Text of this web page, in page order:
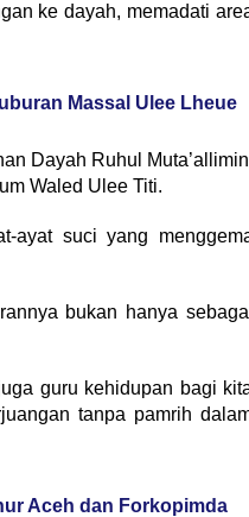
ke dayah, memadati
Massal Ulee Lheue
Dayah Ruhul
Waled Ulee Titi.
ayat suci yang
bukan hanya
guru kehidupan bagi
tanpa pamrih
Aceh dan Forkopimda